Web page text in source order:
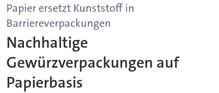
Papier ersetzt Kunststoff in
Barriereverpackungen
Nachhaltige
Gewürzverpackungen auf
Papierbasis